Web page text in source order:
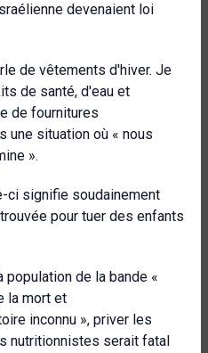
devenaient loi
de vêtements d'hiver. Je
de santé, d'eau et
de fournitures
une situation où « nous
».
ci signifie soudainement
pour tuer des enfants
population de la bande «
la mort et
inconnu », priver les
nutritionnistes serait fatal